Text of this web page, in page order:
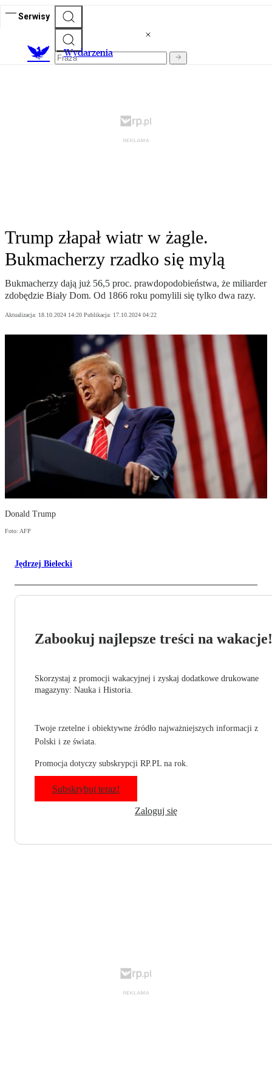
Serwisy
Wydarzenia
Trump złapał wiatr w żagle.
Bukmacherzy rzadko się mylą
Bukmacherzy dają już 56,5 proc. prawdopodobieństwa, że miliarder
zdobędzie Biały Dom. Od 1866 roku pomylili się tylko dwa razy.
Aktualizacja: 18.10.2024 14:20 Publikacja: 17.10.2024 04:22
Donald Trump
Foto: AFP
Jędrzej Bielecki
Zabookuj najlepsze treści na wakacje!
Skorzystaj z promocji wakacyjnej i zyskaj dodatkowe drukowane
magazyny: Nauka i Historia.
Twoje rzetelne i obiektywne źródło najważniejszych informacji z
Polski i ze świata.
Promocja dotyczy subskrypcji RP.PL na rok.
Subskrybuj teraz!
Zaloguj się